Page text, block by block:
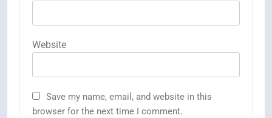
Website
Save my name, email, and website in this
browser for the next time I comment.